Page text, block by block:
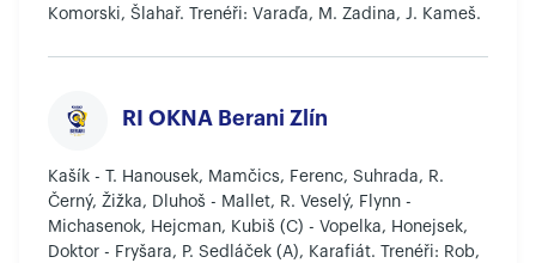
Komorski, Šlahař. Trenéři: Varaďa, M. Zadina, J. Kameš.
RI OKNA Berani Zlín
Kašík - T. Hanousek, Mamčics, Ferenc, Suhrada, R.
Černý, Žižka, Dluhoš - Mallet, R. Veselý, Flynn -
Michasenok, Hejcman, Kubiš (C) - Vopelka, Honejsek,
Doktor - Fryšara, P. Sedláček (A), Karafiát. Trenéři: Rob,